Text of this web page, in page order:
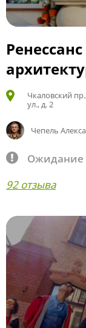
Чкаловский
ул., д. 2
Чепель
Ожидание
92 отзыва